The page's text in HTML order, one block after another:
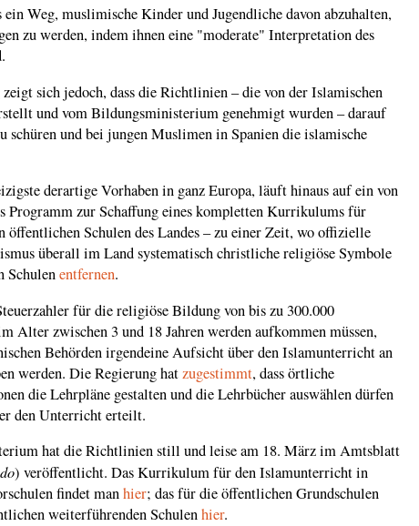
Weg, muslimische Kinder und Jugendliche davon abzuhalten,
zu werden, indem ihnen eine "moderate" Interpretation des
sich jedoch, dass die Richtlinien – die von der Islamischen
und vom Bildungsministerium genehmigt wurden – darauf
schüren und bei jungen Muslimen in Spanien die islamische
derartige Vorhaben in ganz Europa, läuft hinaus auf ein von
Programm zur Schaffung eines kompletten Kurrikulums für
öffentlichen Schulen des Landes – zu einer Zeit, wo offizielle
überall im Land systematisch christliche religiöse Symbole
Schulenentfernen.
für die religiöse Bildung von bis zu 300.000
Alter zwischen 3 und 18 Jahren werden aufkommen müssen,
Behörden irgendeine Aufsicht über den Islamunterricht an
werden. Die Regierung hatzugestimmt, dass örtliche
die Lehrpläne gestalten und die Lehrbücher auswählen dürfen
den Unterricht erteilt.
hat die Richtlinien still und leise am 18. März im Amtsblatt
) veröffentlicht. Das Kurrikulum für den Islamunterricht in
findet manhier; das für die öffentlichen Grundschulen
weiterführenden Schulenhier.